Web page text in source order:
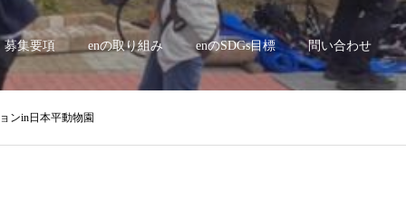
募集要項 enの取り組み enのSDGs目標 問い合わせ
ンin日本平動物園